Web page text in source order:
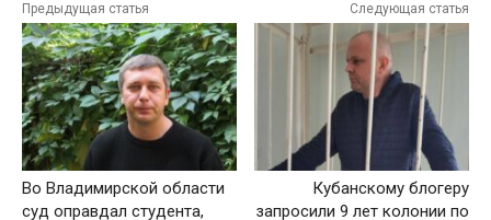
Предыдущая статья
Во Владимирской области
суд оправдал студента,
Следующая статья
Кубанскому блогеру
запросили 9 лет колонии по